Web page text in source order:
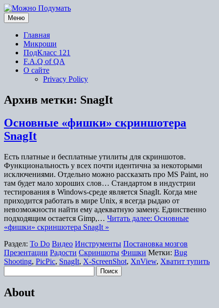
Перейти
к
содержимому
Меню
Главная
Микроши
ПодКласс 121
F.A.Q of QA
О сайте
Privacy Policy
Архив метки: SnagIt
Основные «фишки» скриншотера
SnagIt
Есть платные и бесплатные утилиты для скриншотов.
Функциональность у всех почти идентична за некоторыми
исключениями. Отдельно можно рассказать про MS Paint, но
там будет мало хороших слов… Стандартом в индустрии
тестирования в Windows-среде является SnagIt. Когда мне
приходится работать в мире Unix, я всегда рыдаю от
невозможности найти ему адекватную замену. Единственно
подходящим остается Gimp,… Читать далее: Основные
«фишки» скриншотера SnagIt »
Раздел: To Do Видео Инструменты Постановка мозгов
Презентации Радости Скриншоты Фишки Метки: Bug
Shooting, PicPic, SnagIt, X-ScreenShot, XnView, Хватит тупить
About